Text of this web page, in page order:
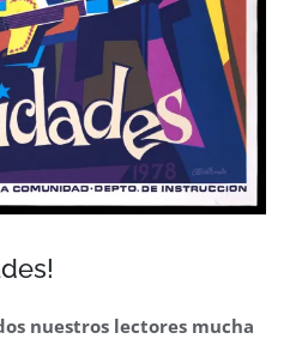
nuestros lectores mucha